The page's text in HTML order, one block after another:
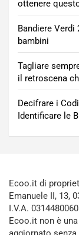
ottenere
Bandiere
bambini
Tagliare
il retroscena
Decifrare i
Identificare le
Ecoo.it di
Emanuele II, 13,
I.V.A.
Ecoo.it non è